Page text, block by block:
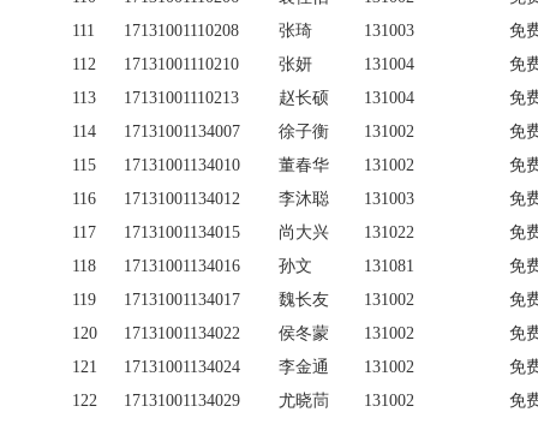
111
17131001110208 张琦 131003
免
112
17131001110210 张妍 131004
免
113
17131001110213 赵长硕 131004
免
114
17131001134007 徐子衡 131002
免
115
17131001134010 董春华 131002
免
116
17131001134012 李沐聪 131003
免
117
17131001134015 尚大兴 131022
免
118
17131001134016 孙文 131081
免
119
17131001134017 魏长友 131002
免
120
17131001134022 侯冬蒙 131002
免
121
17131001134024 李金通 131002
免
122
17131001134029 尤晓茼 131002
免